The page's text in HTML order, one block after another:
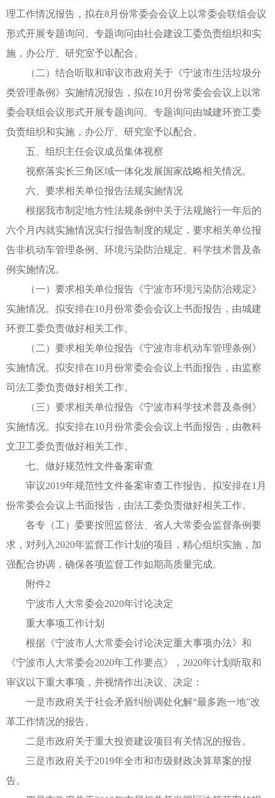
理工作情况报告，拟在8月份常委会会议上以常委会联组会议
形式开展专题询问。专题询问由社会建设工委负责组织和实
施，办公厅、研究室予以配合。
（二）结合听取和审议市政府关于《宁波市生活垃圾分
类管理条例》实施情况报告，拟在10月份常委会会议上以常
委会联组会议形式开展专题询问。专题询问由城建环资工委
负责组织和实施，办公厅、研究室予以配合。
五、组织主任会议成员集体视察
视察落实长三角区域一体化发展国家战略相关情况。
六、要求相关单位报告法规实施情况
根据我市制定地方性法规条例中关于法规施行一年后的
六个月内就实施情况实行报告制度的规定，要求相关单位报
告非机动车管理条例、环境污染防治规定、科学技术普及条
例实施情况。
（一）要求相关单位报告《宁波市环境污染防治规定》
实施情况。拟安排在10月份常委会会议上书面报告，由城建
环资工委负责做好相关工作。
（二）要求相关单位报告《宁波市非机动车管理条例》
实施情况。拟安排在10月份常委会会议上书面报告，由监察
司法工委负责做好相关工作。
（三）要求相关单位报告《宁波市科学技术普及条例》
实施情况。拟安排在10月份常委会会议上书面报告，由教科
文卫工委负责做好相关工作。
七、做好规范性文件备案审查
审议2019年规范性文件备案审查工作报告。拟安排在1月
份常委会会议上书面报告，由法工委负责做好相关工作。
各专（工）委要按照监督法、省人大常委会监督条例要
求，对列入2020年监督工作计划的项目，精心组织实施，加
强配合协调，确保各项监督工作如期高质量完成。
附件2
宁波市人大常委会2020年讨论决定
重大事项工作计划
根据《宁波市人大常委会讨论决定重大事项办法》和
《宁波市人大常委会2020年工作要点》，2020年计划听取和
审议以下重大事项，并视情作出决议、决定：
一是市政府关于社会矛盾纠纷调处化解“最多跑一地”改
革工作情况的报告。
二是市政府关于重大投资建设项目有关情况的报告。
三是市政府关于2019年全市和市级财政决算草案的报
告。